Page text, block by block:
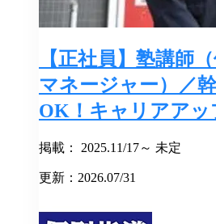
【正社員】塾講師
マネージャー）／
OK！キャリアアッ
掲載： 2025.11/17～ 未定
更新：2026.07/31